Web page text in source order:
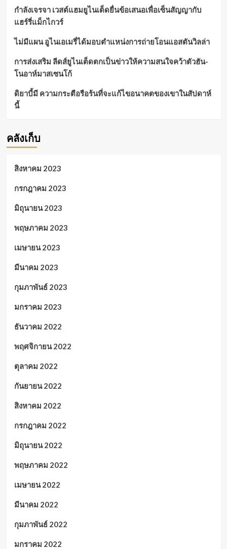
กำลังเจรจา เวสต์แฮมยูไนเต็ดยื่นข้อเสนอเพื่อเซ็นสัญญากับ
แฮร์รี่แม็กไกวร์
ไม่มีแผน อูไนเอเมรี่ได้มอบตำแหน่งการถ่ายโอนแอสตันวิลล่า
การส่งเสริม ลีดส์ยูไนเต็ดตกเป็นข่าวให้ความสนใจคว้าตัวฮัน-
โนอาห์มาสเซนโก้
ดิยาบี้มี ความกระตือรือร้นที่จะแก้ไขอนาคตของเขาในสัปดาห์
นี้
คลังเก็บ
สิงหาคม 2023
กรกฎาคม 2023
มิถุนายน 2023
พฤษภาคม 2023
เมษายน 2023
มีนาคม 2023
กุมภาพันธ์ 2023
มกราคม 2023
ธันวาคม 2022
พฤศจิกายน 2022
ตุลาคม 2022
กันยายน 2022
สิงหาคม 2022
กรกฎาคม 2022
มิถุนายน 2022
พฤษภาคม 2022
เมษายน 2022
มีนาคม 2022
กุมภาพันธ์ 2022
มกราคม 2022